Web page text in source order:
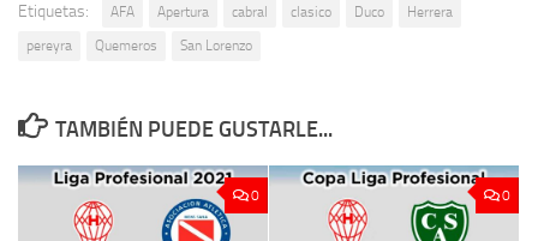
Etiquetas: AFA Apertura cabral clasico Duco
Herrera
pereyra
Quemeros San Lorenzo
TAMBIÉN PUEDE GUSTARLE...
0 0